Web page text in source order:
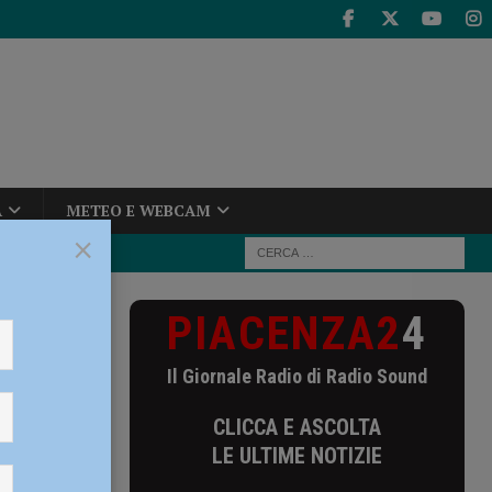
METEO E WEBCAM
Lertora
PIACENZA24
Il Giornale Radio di Radio Sound
CLICCA E ASCOLTA
LE ULTIME NOTIZIE
×